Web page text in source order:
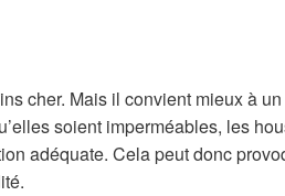
cher. Mais il convient mieux à
soient imperméables, les
adéquate. Cela peut donc